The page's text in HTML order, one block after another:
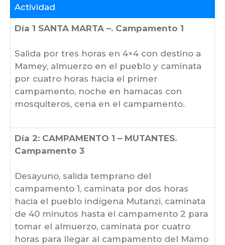
Actividad
Día 1 SANTA MARTA –. Campamento 1
Salida por tres horas en 4×4 con destino a
Mamey, almuerzo en el pueblo y caminata
por cuatro horas hacia el primer
campamento, noche en hamacas con
mosquiteros, cena en el campamento.
Día 2: CAMPAMENTO 1 – MUTANTES.
Campamento 3
Desayuno, salida temprano del
campamento 1, caminata por dos horas
hacia el pueblo indígena Mutanzi, caminata
de 40 minutos hasta el campamento 2 para
tomar el almuerzo, caminata por cuatro
horas para llegar al campamento del Mamo